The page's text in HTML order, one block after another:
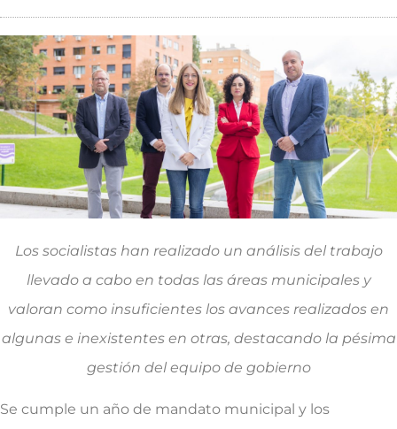
Los socialistas han realizado un análisis del trabajo
llevado a cabo en todas las áreas municipales y
valoran como insuficientes los avances realizados en
algunas e inexistentes en otras, destacando la pésima
gestión del equipo de gobierno
Se cumple un año de mandato municipal y los